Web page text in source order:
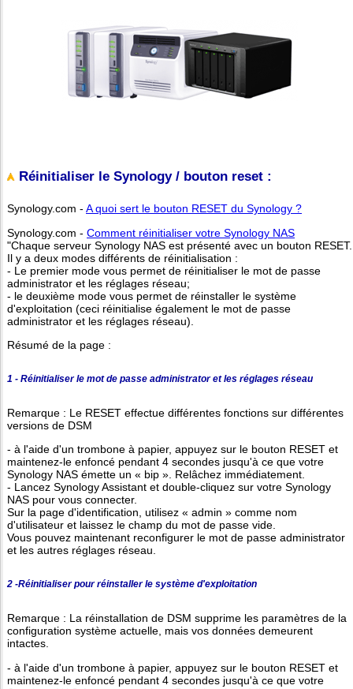
Réinitialiser le Synology / bouton reset :
Synology.com - A quoi sert le bouton RESET du Synology ?
Synology.com - Comment réinitialiser votre Synology NAS
"Chaque serveur Synology NAS est présenté avec un bouton RESET.
Il y a deux modes différents de réinitialisation :
- Le premier mode vous permet de réinitialiser le mot de passe
administrator et les réglages réseau;
- le deuxième mode vous permet de réinstaller le système
d'exploitation (ceci réinitialise également le mot de passe
administrator et les réglages réseau).
Résumé de la page :
1 - Réinitialiser le mot de passe administrator et les réglages réseau
Remarque : Le RESET effectue différentes fonctions sur différentes
versions de DSM
- à l'aide d'un trombone à papier, appuyez sur le bouton RESET et
maintenez-le enfoncé pendant 4 secondes jusqu'à ce que votre
Synology NAS émette un « bip ». Relâchez immédiatement.
- Lancez Synology Assistant et double-cliquez sur votre Synology
NAS pour vous connecter.
Sur la page d'identification, utilisez « admin » comme nom
d'utilisateur et laissez le champ du mot de passe vide.
Vous pouvez maintenant reconfigurer le mot de passe administrator
et les autres réglages réseau.
2 -Réinitialiser pour réinstaller le système d'exploitation
Remarque : La réinstallation de DSM supprime les paramètres de la
configuration système actuelle, mais vos données demeurent
intactes.
- à l'aide d'un trombone à papier, appuyez sur le bouton RESET et
maintenez-le enfoncé pendant 4 secondes jusqu'à ce que votre